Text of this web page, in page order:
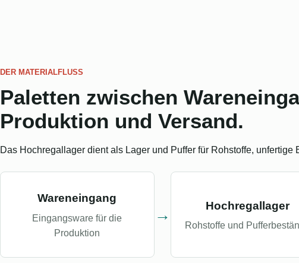
DER MATERIALFLUSS
Paletten zwischen
Produktion und Versand.
Das Hochregallager dient als Lager und Puffer für Rohstoffe,
Wareneingang
Eingangsware für die
Produktion
→
Hochregallager
Rohstoffe und